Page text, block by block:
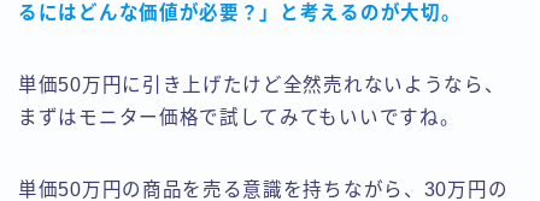
るにはどんな価値が必要？」と考えるのが大切。
単価50万円に引き上げたけど全然売れないようなら、
まずはモニター価格で試してみてもいいですね。
単価50万円の商品を売る意識を持ちながら、30万円の